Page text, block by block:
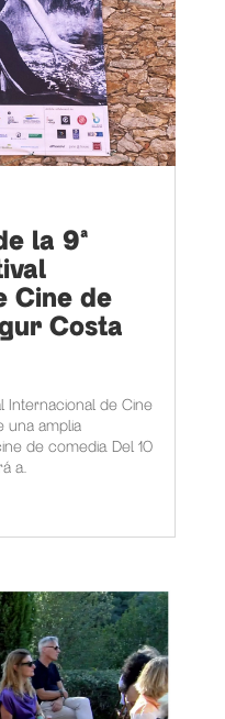
la 9ª
Cine de
Costa
Internacional de Cine
una amplia
de comedia. Del 10
a...